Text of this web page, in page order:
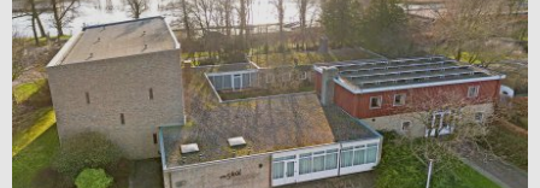
i
j
k
d
e